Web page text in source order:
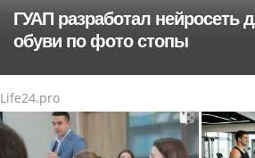
ГУАП разработал нейросеть
обуви по фото стопы
Life24.pro